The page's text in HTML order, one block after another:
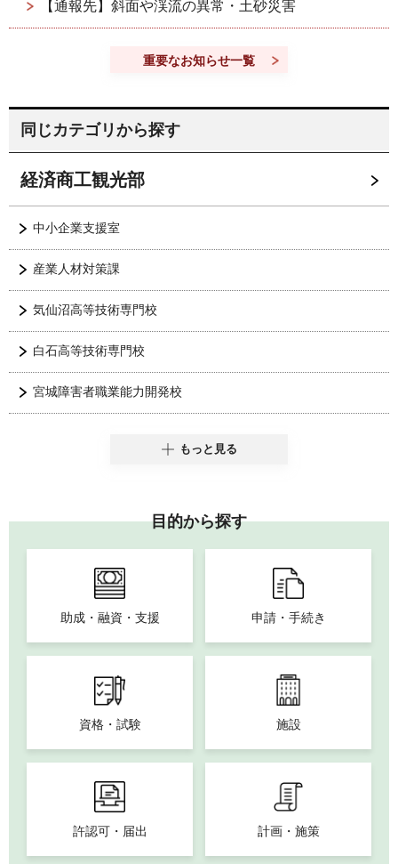
【通報先】斜面や渓流の異常・土砂災害
重要なお知らせ一覧
同じカテゴリから探す
経済商工観光部
中小企業支援室
産業人材対策課
気仙沼高等技術専門校
白石高等技術専門校
宮城障害者職業能力開発校
もっと見る
目的から探す
助成・融資・支援 申請・手続き
資格・試験 施設
許認可・届出 計画・施策